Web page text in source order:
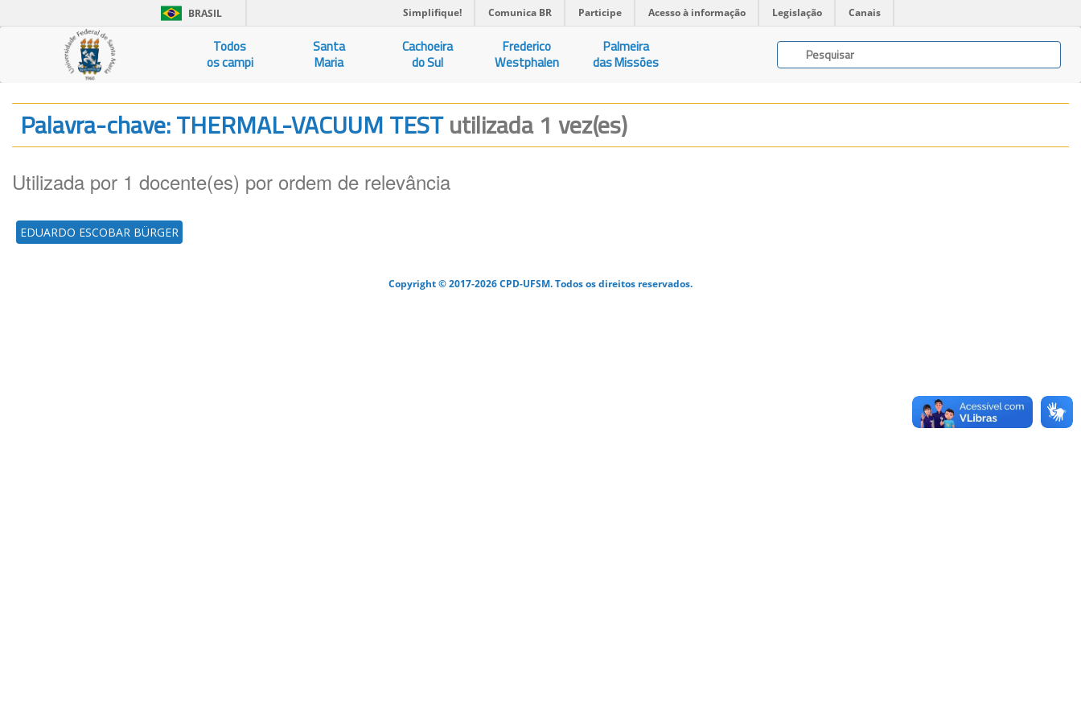
BRASIL Simplifique! Comunica BR Participe Acesso à informação Legislação Canais
Todos
os campi
Santa
Maria
Cachoeira
do Sul
Frederico
Westphalen
Palmeira
das Missões
Palavra-chave: THERMAL-VACUUM TESTutilizada 1 vez(es)
Utilizada por 1 docente(es) por ordem de relevância
EDUARDO ESCOBAR BÜRGER
Copyright © 2017-2026 CPD-UFSM. Todos os direitos reservados.